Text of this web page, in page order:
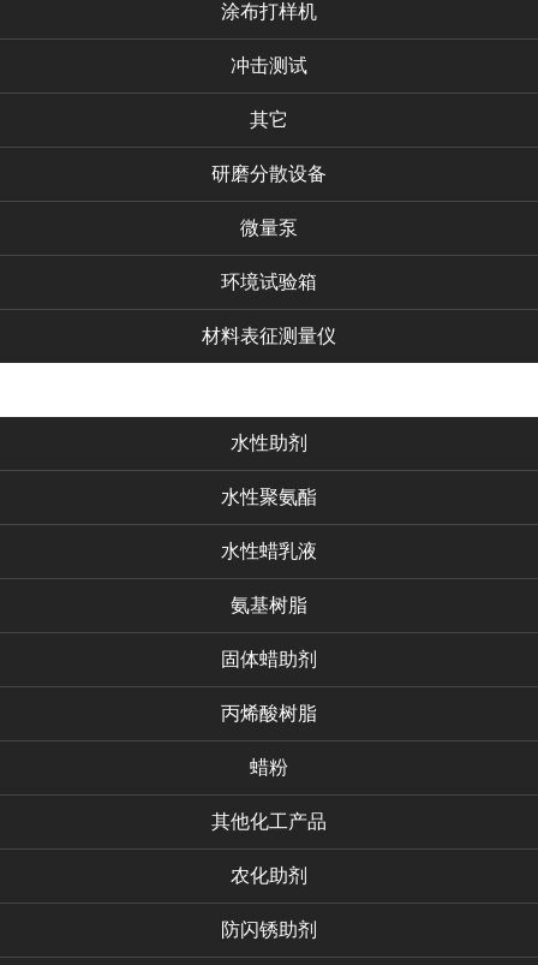
涂布打样机
冲击测试
其它
研磨分散设备
微量泵
环境试验箱
材料表征测量仪
水性助剂
水性聚氨酯
水性蜡乳液
氨基树脂
固体蜡助剂
丙烯酸树脂
蜡粉
其他化工产品
农化助剂
防闪锈助剂